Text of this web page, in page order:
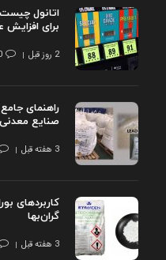
اتانول
برای افزایش
2 روز قبل
راهنمای
صنایع معدنی
3 هفته قبل
کاربردهای
گران‌بها
3 هفته قبل